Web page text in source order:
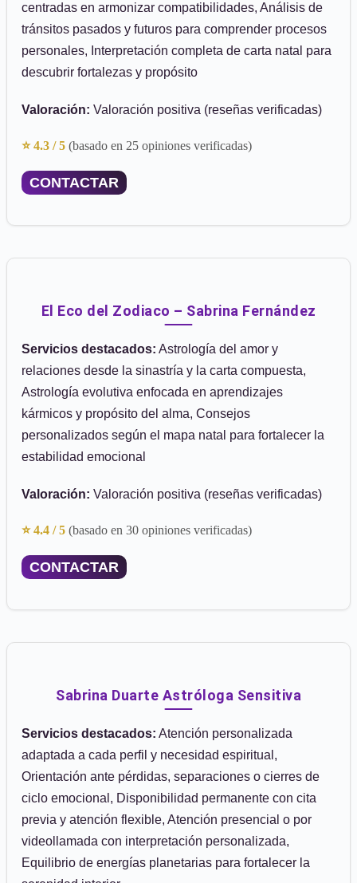
centradas en armonizar compatibilidades, Análisis de
tránsitos pasados y futuros para comprender procesos
personales, Interpretación completa de carta natal para
descubrir fortalezas y propósito
Valoración: Valoración positiva (reseñas verificadas)
⭐ 4.3 / 5 (basado en 25 opiniones verificadas)
CONTACTAR
El Eco del Zodiaco – Sabrina Fernández
Servicios destacados: Astrología del amor y
relaciones desde la sinastría y la carta compuesta,
Astrología evolutiva enfocada en aprendizajes
kármicos y propósito del alma, Consejos
personalizados según el mapa natal para fortalecer la
estabilidad emocional
Valoración: Valoración positiva (reseñas verificadas)
⭐ 4.4 / 5 (basado en 30 opiniones verificadas)
CONTACTAR
Sabrina Duarte Astróloga Sensitiva
Servicios destacados: Atención personalizada
adaptada a cada perfil y necesidad espiritual,
Orientación ante pérdidas, separaciones o cierres de
ciclo emocional, Disponibilidad permanente con cita
previa y atención flexible, Atención presencial o por
videollamada con interpretación personalizada,
Equilibrio de energías planetarias para fortalecer la